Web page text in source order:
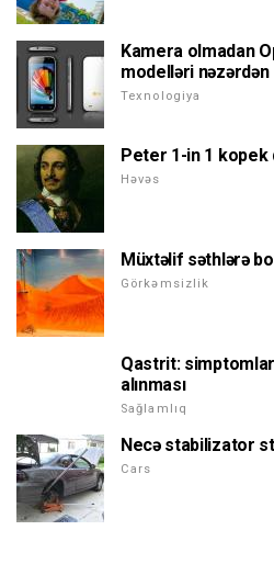
Kamera olmadan
modelləri nəzərdən
Texnologiya
Peter 1-in 1
Həvəs
Müxtəlif səthlərə
Görkəmsizlik
Qastrit:
alınması
Sağlamlıq
Necə stabilizator
Cars